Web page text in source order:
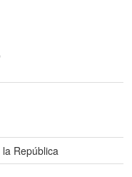
República